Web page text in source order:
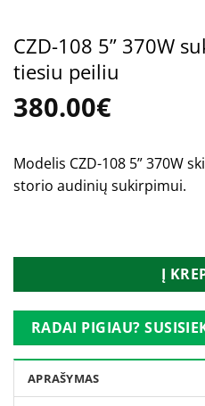
CZD-108 5” 370W
tiesiu peiliu
380.00€
Modelis CZD-108 5” 370W
storio audinių sukirpimui.
Į
RADAI PIGIAU?
APRAŠYMAS